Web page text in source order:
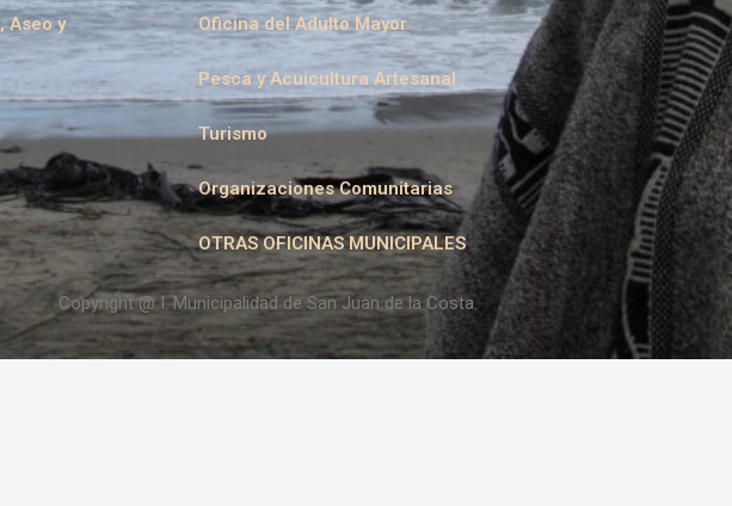
Aseo y
Oficina del Adulto Mayor
Pesca y Acuicultura Artesanal
Turismo
Organizaciones Comunitarias
OTRAS OFICINAS MUNICIPALES
Copyright @ I. Municipalidad de San Juan de la Costa.